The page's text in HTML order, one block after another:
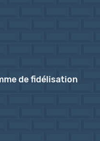
de fidélisation